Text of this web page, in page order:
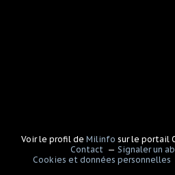
Voir le profil deMilinfo sur le portail
Contact
Signaler un
Cookies et données personnelles